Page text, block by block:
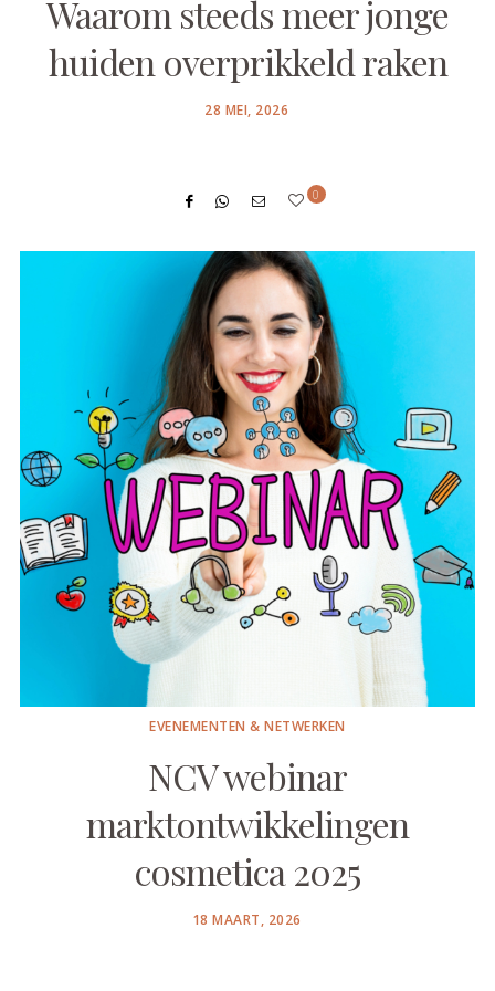
Waarom steeds meer jonge
huiden overprikkeld raken
POSTED
28 MEI, 2026
0
EVENEMENTEN & NETWERKEN
NCV webinar
marktontwikkelingen
cosmetica 2025
POSTED
18 MAART, 2026